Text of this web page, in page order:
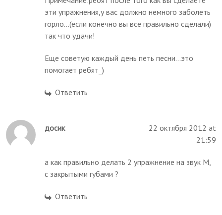
эти упражнения,у вас должно немного заболеть
горло...(если конечно вы все правильно сделали)
так что удачи!
Еще советую каждый день петь песни...это
помогает ребят_)
Ответить
досик
22 октября 2012 at
21:59
а как правильно делать 2 упражнение на звук М,
с закрытыми губами ?
Ответить